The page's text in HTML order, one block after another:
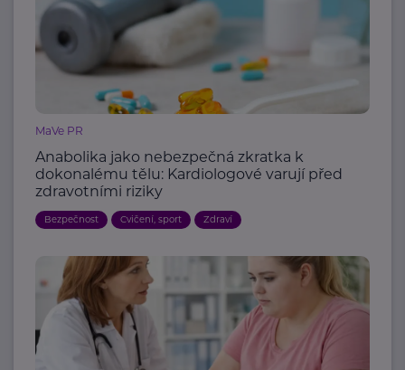
MaVe PR
Anabolika jako nebezpečná zkratka k
dokonalému tělu: Kardiologové varují před
zdravotními riziky
Bezpečnost Cvičení, sport Zdraví